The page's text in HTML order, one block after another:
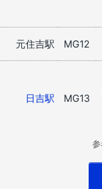
元住吉駅 MG12
日吉駅 MG13
参